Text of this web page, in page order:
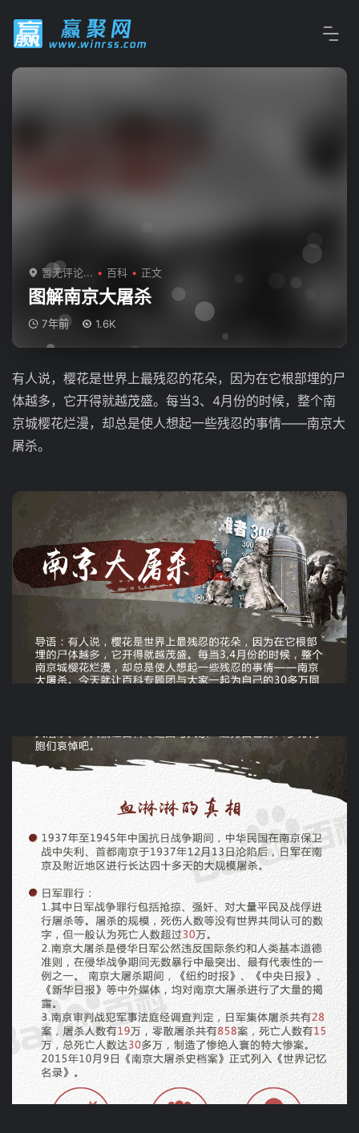
暂无评论... 百科 正文
图解南京大屠杀
7年前 1.6K
有人说，樱花是世界上最残忍的花朵，因为在它根部埋的尸
体越多，它开得就越茂盛。每当3、4月份的时候，整个南
京城樱花烂漫，却总是使人想起一些残忍的事情——南京大
屠杀。